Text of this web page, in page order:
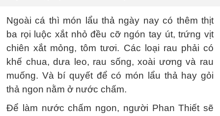
Ngoài cá thì món lẩu thả ngày nay có thêm thịt
ba rọi luộc xắt nhỏ đều cỡ ngón tay út, trứng vịt
chiên xắt mỏng, tôm tươi. Các loại rau phải có
khế chua, dưa leo, rau sống, xoài ương và rau
muống. Và bí quyết để có món lẩu thả hay gỏi
thả ngon nằm ở nước chấm.
Để làm nước chấm ngon, người Phan Thiết sẽ